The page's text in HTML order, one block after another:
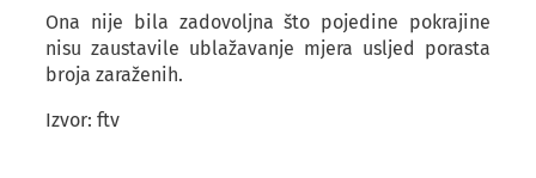
Ona nije bila zadovoljna što pojedine pokrajine
nisu zaustavile ublažavanje mjera usljed porasta
broja zaraženih.
Izvor: ftv